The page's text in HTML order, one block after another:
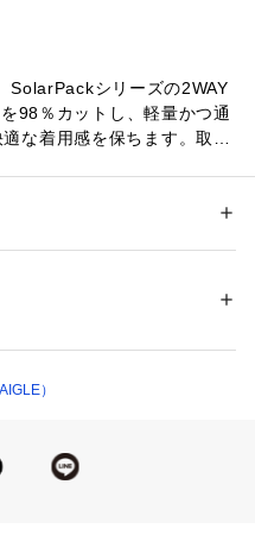
SolarPackシリーズの2WAY
98％カットし、軽量かつ通
な着用感を保ちます。取り
します。
ゴプリント
ウレタン
）